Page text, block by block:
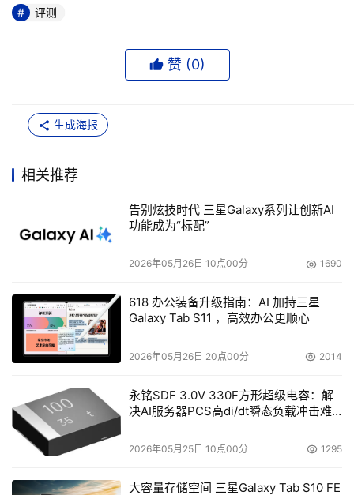
评测
赞 (0)
生成海报
相关推荐
告别炫技时代 三星Galaxy系列让创新AI
功能成为“标配”
2026年05月26日 10点00分 1690
618 办公装备升级指南：AI 加持三星
Galaxy Tab S11 ，高效办公更顺心
2026年05月26日 20点00分 2014
永铭SDF 3.0V 330F方形超级电容：解
决AI服务器PCS高di/dt瞬态负载冲击难
2026年05月25日 10点00分 1295
大容量存储空间 三星Galaxy Tab S10 FE